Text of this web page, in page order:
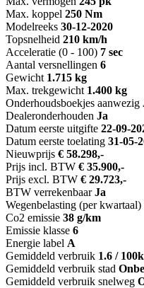
Max. koppel 250 Nm
Modelreeks 30-12-2020
Topsnelheid 210 km/h
Acceleratie (0 - 100) 7 sec
Aantal versnellingen 6
Gewicht 1.715 kg
Max. trekgewicht 1.400 kg
Onderhoudsboekjes aanwezig
Dealeronderhouden Ja
Datum eerste uitgifte 22-09-
Datum eerste toelating 31-05-
Nieuwprijs € 58.298,-
Prijs incl. BTW € 35.900,-
Prijs excl. BTW € 29.723,-
BTW verrekenbaar Ja
Wegenbelasting (per kwartaal)
Co2 emissie 38 g/km
Emissie klasse 6
Energie label A
Gemiddeld verbruik 1.6 /
Gemiddeld verbruik stad
Gemiddeld verbruik snelweg